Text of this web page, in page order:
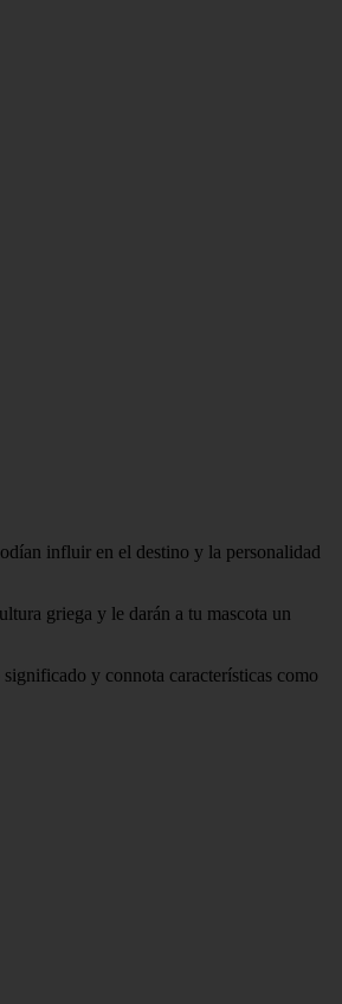
influir en el destino y la personalidad
griega y le darán a tu mascota un
y connota características como